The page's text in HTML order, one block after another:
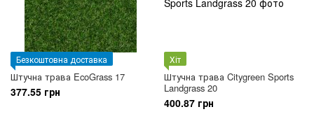
Безкоштовна доставка
Штучна трава EcoGrass 17
377.55 грн
Хіт
Штучна трава Citygreen Sports
Landgrass 20
400.87 грн